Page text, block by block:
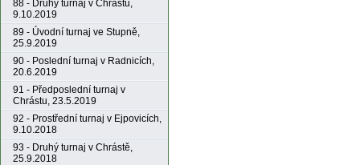
88 - Druhý turnaj v Chrástu,
9.10.2019
89 - Úvodní turnaj ve Stupně,
25.9.2019
90 - Poslední turnaj v Radnicích,
20.6.2019
91 - Předposlední turnaj v
Chrástu, 23.5.2019
92 - Prostřední turnaj v Ejpovicích,
9.10.2018
93 - Druhý turnaj v Chrástě,
25.9.2018